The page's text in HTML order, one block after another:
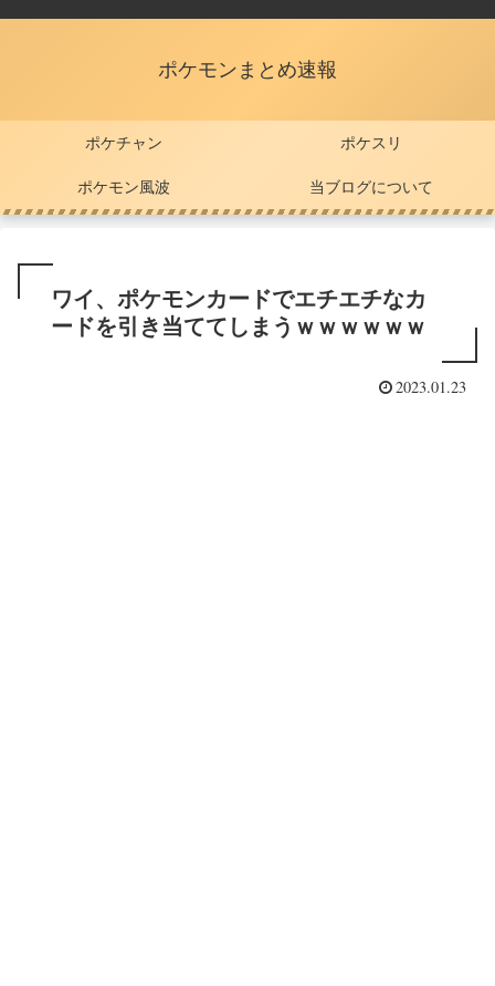
ポケモンまとめ速報
ポケチャン ポケスリ
ポケモン風波 当ブログについて
ワイ、ポケモンカードでエチエチなカ
ードを引き当ててしまうｗｗｗｗｗｗ
2023.01.23